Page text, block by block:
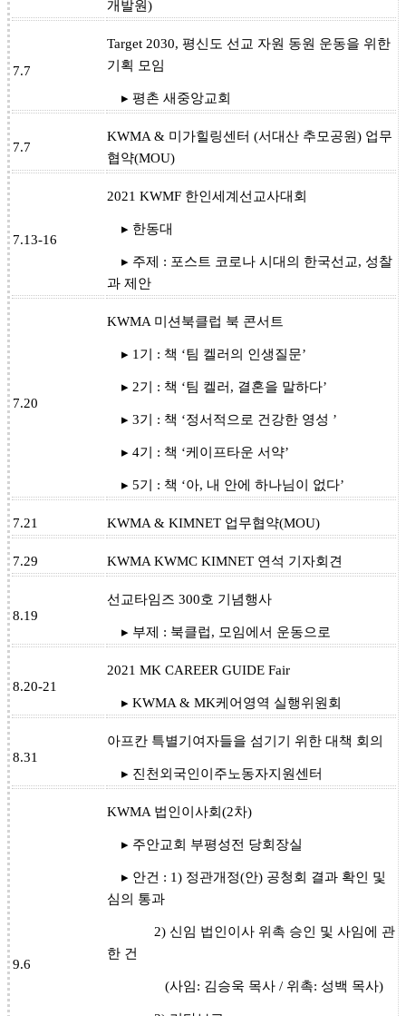
개발원)
7.7
Target 2030, 평신도 선교 자원 동원 운동을 위한
기획 모임
▸ 평촌 새중앙교회
7.7
KWMA & 미가힐링센터 (서대산 추모공원) 업무
협약(MOU)
7.13-16
2021 KWMF 한인세계선교사대회
▸ 한동대
▸ 주제 : 포스트 코로나 시대의 한국선교, 성찰
과 제안
7.20
KWMA 미션북클럽 북 콘서트
▸ 1기 : 책 ‘팀 켈러의 인생질문’
▸ 2기 : 책 ‘팀 켈러, 결혼을 말하다’
▸ 3기 : 책 ‘정서적으로 건강한 영성 ’
▸ 4기 : 책 ‘케이프타운 서약’
▸ 5기 : 책 ‘아, 내 안에 하나님이 없다’
7.21 KWMA & KIMNET 업무협약(MOU)
7.29 KWMA KWMC KIMNET 연석 기자회견
8.19
선교타임즈 300호 기념행사
▸ 부제 : 북클럽, 모임에서 운동으로
8.20-21
2021 MK CAREER GUIDE Fair
▸ KWMA & MK케어영역 실행위원회
8.31
아프칸 특별기여자들을 섬기기 위한 대책 회의
▸ 진천외국인이주노동자지원센터
9.6
KWMA 법인이사회(2차)
▸ 주안교회 부평성전 당회장실
▸ 안건 : 1) 정관개정(안) 공청회 결과 확인 및
심의 통과
2) 신임 법인이사 위촉 승인 및 사임에 관
한 건
(사임: 김승욱 목사 / 위촉: 성백 목사)